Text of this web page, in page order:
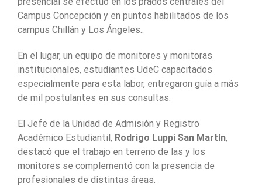
Campus Concepción y en puntos habilitados de los
campus Chillán y Los Ángeles..
En el lugar, un equipo de monitores y monitoras
institucionales, estudiantes UdeC capacitados
especialmente para esta labor, entregaron guía a más
de mil postulantes en sus consultas.
El Jefe de la Unidad de Admisión y Registro
Académico Estudiantil, Rodrigo Luppi San Martín,
destacó que el trabajo en terreno de las y los
monitores se complementó con la presencia de
profesionales de distintas áreas.